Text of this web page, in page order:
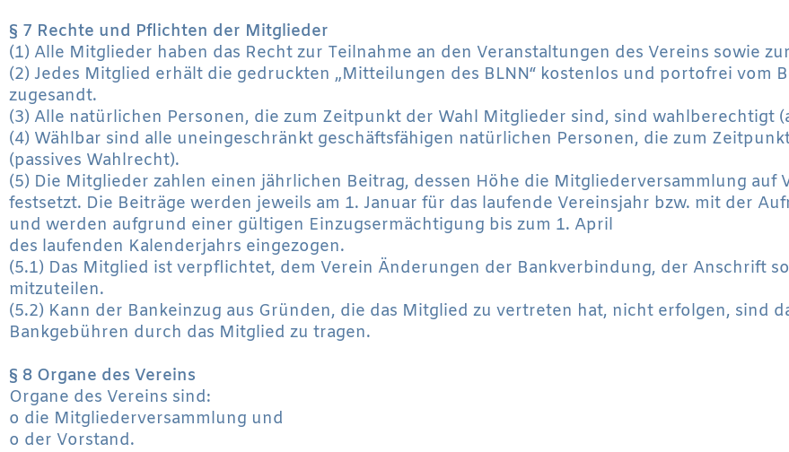
§ 7 Rechte und Pflichten der Mitglieder
(1) Alle Mitglieder haben das Recht zur Teilnahme an den Veranstaltungen des Vereins sowie
(2) Jedes Mitglied erhält die gedruckten „Mitteilungen des BLNN“ kostenlos und portofrei vom
zugesandt.
(3) Alle natürlichen Personen, die zum Zeitpunkt der Wahl Mitglieder sind, sind wahlberechtigt
(4) Wählbar sind alle uneingeschränkt geschäftsfähigen natürlichen Personen, die zum
(passives Wahlrecht).
(5) Die Mitglieder zahlen einen jährlichen Beitrag, dessen Höhe die Mitgliederversammlung auf
festsetzt. Die Beiträge werden jeweils am 1. Januar für das laufende Vereinsjahr bzw. mit der
und werden aufgrund einer gültigen Einzugsermächtigung bis zum 1. April
des laufenden Kalenderjahrs eingezogen.
(5.1) Das Mitglied ist verpflichtet, dem Verein Änderungen der Bankverbindung, der Anschrift
mitzuteilen.
(5.2) Kann der Bankeinzug aus Gründen, die das Mitglied zu vertreten hat, nicht erfolgen, sind
Bankgebühren durch das Mitglied zu tragen.
§ 8 Organe des Vereins
Organe des Vereins sind:
o die Mitgliederversammlung und
o der Vorstand.